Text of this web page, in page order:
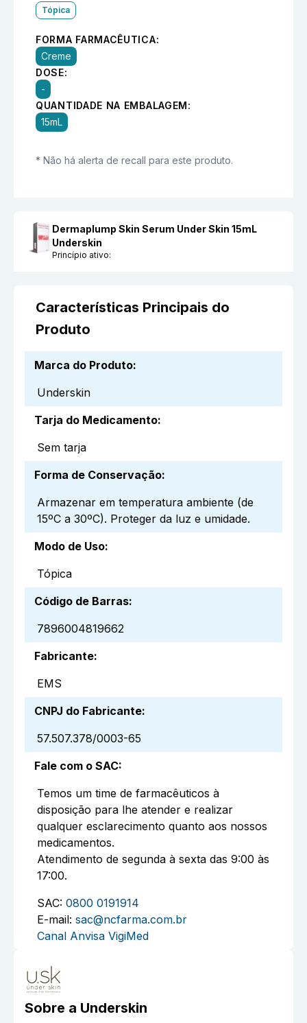
Tópica
FORMA FARMACÊUTICA:
Creme
DOSE:
-
QUANTIDADE NA EMBALAGEM:
15mL
* Não há alerta de recall para este produto.
Dermaplump Skin Serum Under Skin 15mL
Underskin
Princípio ativo:
Características Principais do
Produto
Marca do Produto:
Underskin
Tarja do Medicamento:
Sem tarja
Forma de Conservação:
Armazenar em temperatura ambiente (de
15ºC a 30ºC). Proteger da luz e umidade.
Modo de Uso:
Tópica
Código de Barras:
7896004819662
Fabricante:
EMS
CNPJ do Fabricante:
57.507.378/0003-65
Fale com o SAC:
Temos um time de farmacêuticos à
disposição para lhe atender e realizar
qualquer esclarecimento quanto aos nossos
medicamentos.
Atendimento de segunda à sexta das 9:00 às
17:00.
SAC: 0800 0191914
E-mail: sac@ncfarma.com.br
Canal Anvisa VigiMed
Sobre a Underskin